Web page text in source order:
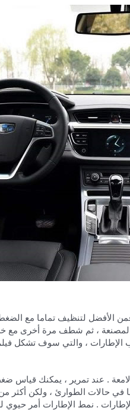
فمن الأفضل لتنظيف تماما مع
، ثم شطف مرة أخرى مع
الإطارات ، والتي سوف تشكل
. عند تمرير ، يمكنك